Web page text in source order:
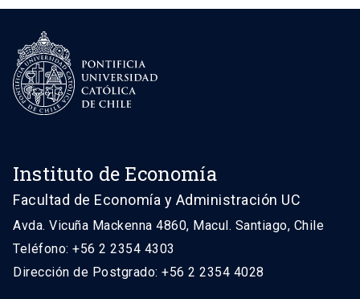
Instituto de Economía
Facultad de Economía y Administración UC
Avda. Vicuña Mackenna 4860, Macul. Santiago, Chile
Teléfono: +56 2 2354 4303
Dirección de Postgrado: +56 2 2354 4028